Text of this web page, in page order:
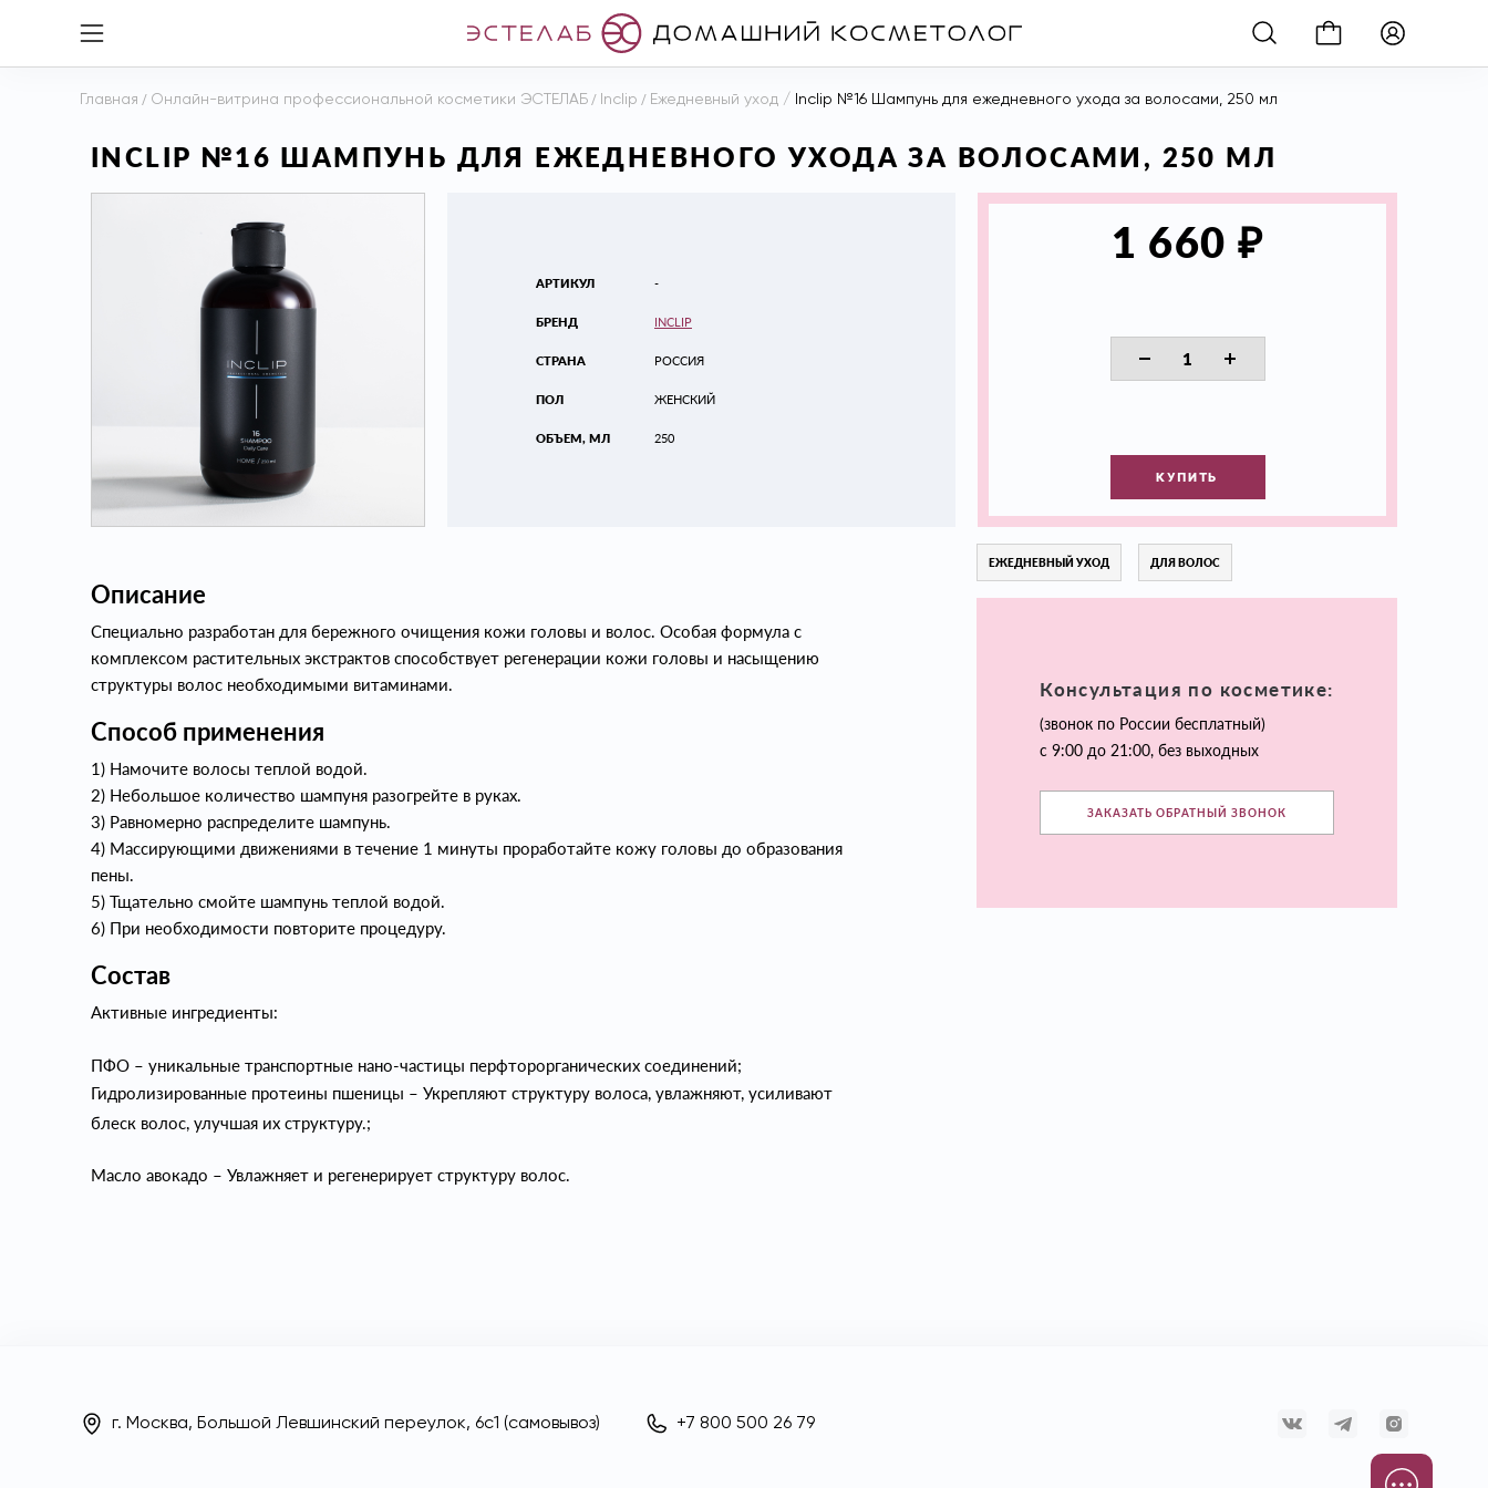
Главная / Онлайн-витрина профессиональной косметики ЭСТЕЛАБ / Inclip / Ежедневный уход / Inclip №16 Шампунь для ежедневного ухода за волосами, 250 мл
INCLIP №16 ШАМПУНЬ ДЛЯ ЕЖЕДНЕВНОГО УХОДА ЗА ВОЛОСАМИ, 250 МЛ
АРТИКУЛ
БРЕНД
СТРАНА
ПОЛ
ОБЪЕМ, МЛ
-
INCLIP
РОССИЯ
ЖЕНСКИЙ
250
1 660 ₽
КУПИТЬ
Описание
Специально разработан для бережного очищения кожи головы и волос. Особая формула с
комплексом растительных экстрактов способствует регенерации кожи головы и насыщению
структуры волос необходимыми витаминами.
Способ применения
1) Намочите волосы теплой водой.
2) Небольшое количество шампуня разогрейте в руках.
3) Равномерно распределите шампунь.
4) Массирующими движениями в течение 1 минуты проработайте кожу головы до образования
пены.
5) Тщательно смойте шампунь теплой водой.
6) При необходимости повторите процедуру.
Состав
Активные ингредиенты:
ПФО – уникальные транспортные нано-частицы перфторорганических соединений;
Гидролизированные протеины пшеницы – Укрепляют структуру волоса, увлажняют, усиливают
блеск волос, улучшая их структуру.;
Масло авокадо – Увлажняет и регенерирует структуру волос.
ЕЖЕДНЕВНЫЙ УХОД ДЛЯ ВОЛОС
Консультация по косметике:
(звонок по России бесплатный)
с 9:00 до 21:00, без выходных
ЗАКАЗАТЬ ОБРАТНЫЙ ЗВОНОК
г. Москва, Большой Левшинский переулок, 6с1 (самовывоз) +7 800 500 26 79